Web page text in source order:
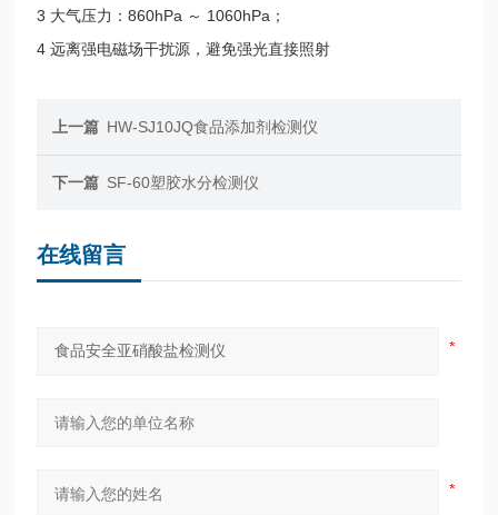
3 大气压力：860hPa ～ 1060hPa；
4 远离强电磁场干扰源，避免强光直接照射
上一篇 HW-SJ10JQ食品添加剂检测仪
下一篇 SF-60塑胶水分检测仪
在线留言